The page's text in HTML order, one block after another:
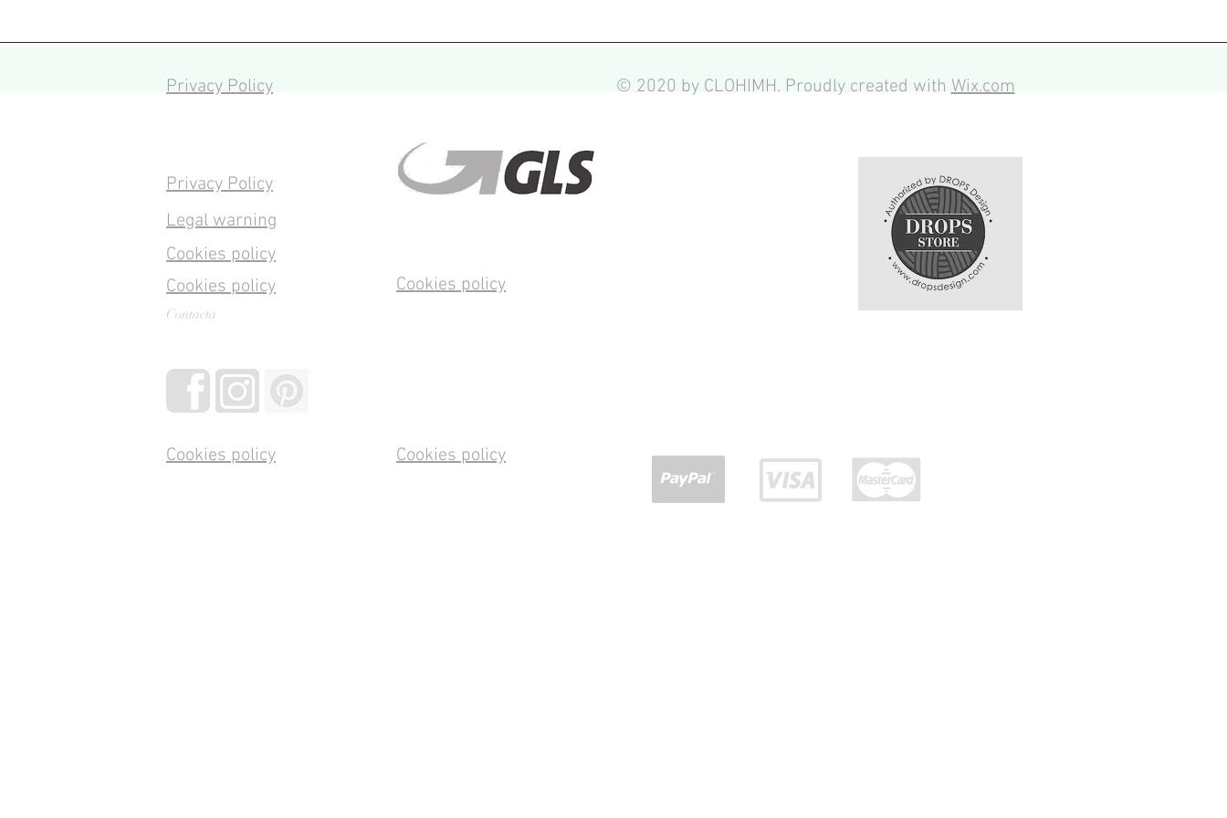
Privacy Policy © 2020 by CLOHIMH. Proudly created withWix.com
Privacy Policy
Legal warning
Cookies policy
Cookies policy
Contacta
Cookies policy
Cookies policy Cookies policy